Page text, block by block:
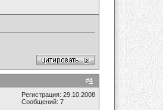
#4
Регистрация: 29.10.2008
Сообщений: 7